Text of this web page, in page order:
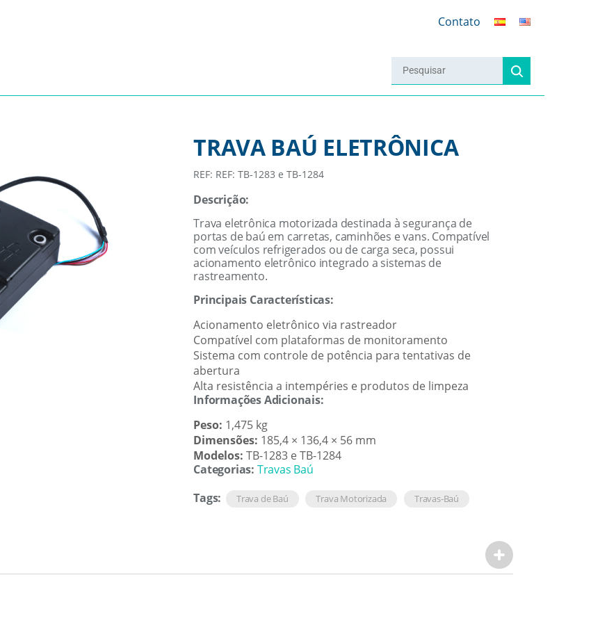
Contato
TRAVA BAÚ ELETRÔNICA
REF: REF: TB-1283 e TB-1284
Descrição:
Trava eletrônica motorizada destinada à segurança de
portas de baú em carretas, caminhões e vans. Compatível
com veículos refrigerados ou de carga seca, possui
acionamento eletrônico integrado a sistemas de
rastreamento.
Principais Características:
Acionamento eletrônico via rastreador
Compatível com plataformas de monitoramento
Sistema com controle de potência para tentativas de
abertura
Alta resistência a intempéries e produtos de limpeza
Informações Adicionais:
Peso: 1,475 kg
Dimensões: 185,4 × 136,4 × 56 mm
Modelos: TB-1283 e TB-1284
Categorias: Travas Baú
Tags:
Trava de Baú Trava Motorizada Travas-Baú